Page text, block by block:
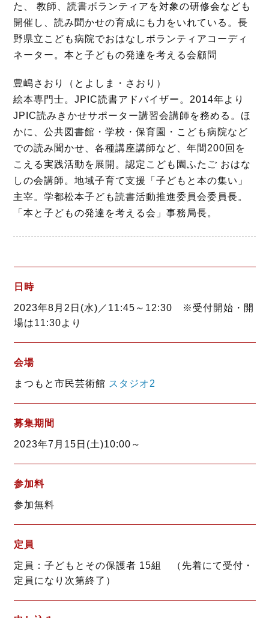
た、 教師、読書ボランティアを対象の研修会なども
開催し、読み聞かせの育成にも力をいれている。長
野県立こども病院でおはなしボランティアコーディ
ネーター。本と子どもの発達を考える会顧問
豊嶋さおり（とよしま・さおり）
絵本専門士。JPIC読書アドバイザー。2014年より
JPIC読みきかせサポーター講習会講師を務める。ほ
かに、公共図書館・学校・保育園・こども病院など
での読み聞かせ、各種講座講師など、年間200回を
こえる実践活動を展開。認定こども園ふたご おはな
しの会講師。地域子育て支援「子どもと本の集い」
主宰。学都松本子ども読書活動推進委員会委員長。
「本と子どもの発達を考える会」事務局長。
日時
2023年8月2日(水)／11:45～12:30 ※受付開始・開
場は11:30より
会場
まつもと市民芸術館 スタジオ2
募集期間
2023年7月15日(土)10:00～
参加料
参加無料
定員
定員：子どもとその保護者 15組 （先着にて受付・
定員になり次第終了）